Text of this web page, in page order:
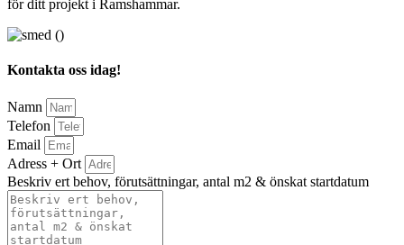
för ditt projekt i Ramshammar.
Kontakta oss idag!
Namn
Telefon
Email
Adress + Ort
Beskriv ert behov, förutsättningar, antal m2 & önskat startdatum